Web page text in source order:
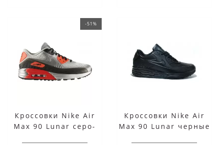
-51%
Кроссовки Nike Air
Max 90 Lunar серо-
Кроссовки Nike Air
Max 90 Lunar черные